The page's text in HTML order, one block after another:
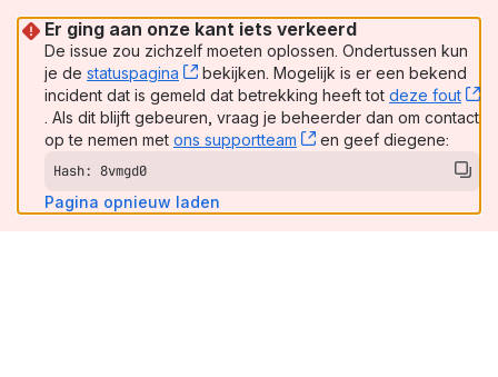
Er ging aan onze kant iets verkeerd
De issue zou zichzelf moeten oplossen. Ondertussen kun
je de statuspagina , (opens new window)
bekijken. Mogelijk is er een bekend
incident dat is gemeld dat betrekking heeft tot deze fout
, (opens new window)
. Als dit blijft gebeuren, vraag je beheerder dan om contact
op te nemen met ons supportteam , (opens new window)
en geef diegene:
Hash: 8vmgd0
Pagina opnieuw laden